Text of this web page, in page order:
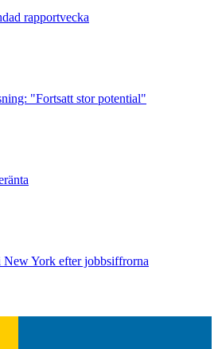
rapportvecka
"Fortsatt stor potential"
York efter jobbsiffrorna